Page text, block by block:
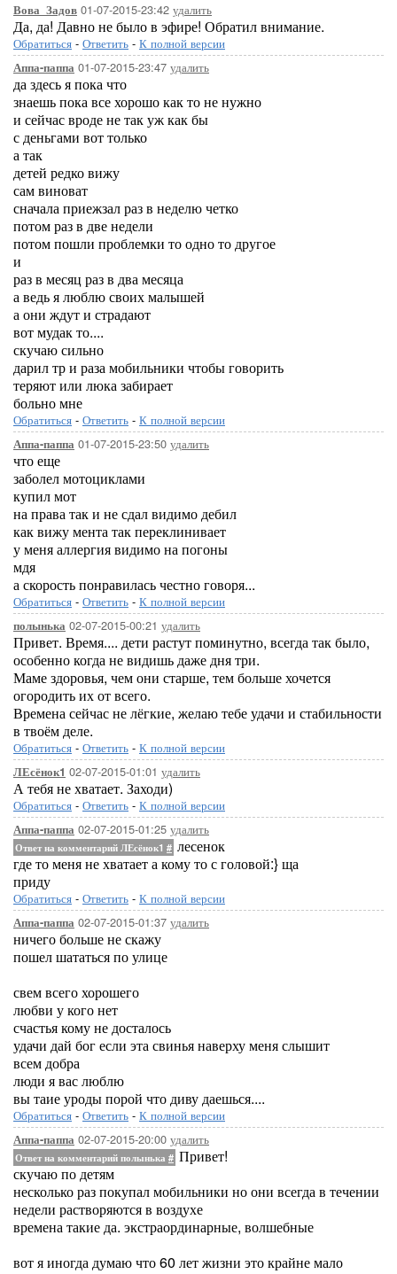
Вова_Задов 01-07-2015-23:42 удалить
Да, да! Давно не было в эфире! Обратил внимание.
Обратиться - Ответить - К полной версии
Аппа-паппа 01-07-2015-23:47 удалить
да здесь я пока что
знаешь пока все хорошо как то не нужно
и сейчас вроде не так уж как бы
с деньгами вот только
а так
детей редко вижу
сам виноват
сначала приежзал раз в неделю четко
потом раз в две недели
потом пошли проблемки то одно то другое
и
раз в месяц раз в два месяца
а ведь я люблю своих малышей
а они ждут и страдают
вот мудак то....
скучаю сильно
дарил тр и раза мобильники чтобы говорить
теряют или люка забирает
больно мне
Обратиться - Ответить - К полной версии
Аппа-паппа 01-07-2015-23:50 удалить
что еще
заболел мотоциклами
купил мот
на права так и не сдал видимо дебил
как вижу мента так переклинивает
у меня аллергия видимо на погоны
мдя
а скорость понравилась честно говоря...
Обратиться - Ответить - К полной версии
полынька 02-07-2015-00:21 удалить
Привет. Время.... дети растут поминутно, всегда так было,
особенно когда не видишь даже дня три.
Маме здоровья, чем они старше, тем больше хочется
огородить их от всего.
Времена сейчас не лёгкие, желаю тебе удачи и стабильности
в твоём деле.
Обратиться - Ответить - К полной версии
ЛЕсёнок1 02-07-2015-01:01 удалить
А тебя не хватает. Заходи)
Обратиться - Ответить - К полной версии
Аппа-паппа 02-07-2015-01:25 удалить
Ответ на комментарий ЛЕсёнок1 # лесенок
где то меня не хватает а кому то с головой:} ща
приду
Обратиться - Ответить - К полной версии
Аппа-паппа 02-07-2015-01:37 удалить
ничего больше не скажу
пошел шататься по улице
свем всего хорошего
любви у кого нет
счастья кому не досталось
удачи дай бог если эта свинья наверху меня слышит
всем добра
люди я вас люблю
вы таие уроды порой что диву даешься....
Обратиться - Ответить - К полной версии
Аппа-паппа 02-07-2015-20:00 удалить
Ответ на комментарий полынька # Привет!
скучаю по детям
несколько раз покупал мобильники но они всегда в течении
недели растворяются в воздухе
времена такие да. экстраординарные, волшебные
вот я иногда думаю что 60 лет жизни это крайне мало